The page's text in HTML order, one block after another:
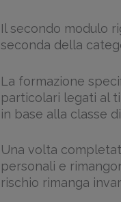
Il secondo modulo
seconda della
La formazione
particolari legati al
in base alla classe
Una volta
personali e
rischio rimanga